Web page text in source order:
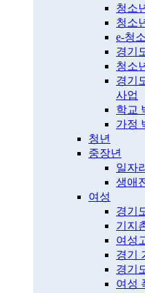
청소
청소
e-청
경기
청소
경기
사업
학교
가정
청년
중장년
일자
생애
여성
경기
기지
여성
경기
경기
여성